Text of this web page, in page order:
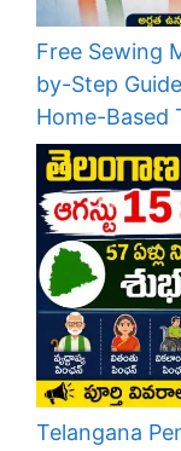
Free Sewing
by-Step
Home-Based
Telangana